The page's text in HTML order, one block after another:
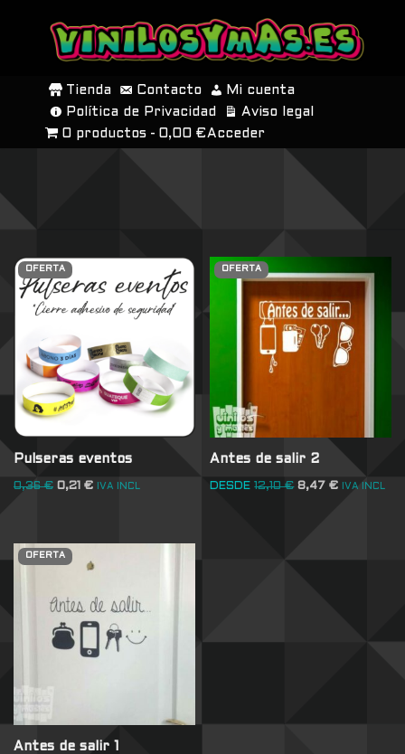
SALTAR
CONTENIDO
Tienda Contacto
Mi cuenta
Política de Privacidad
Aviso legal
0 productos
0,00 € Acceder
OFERTA
Pulseras eventos
0,36€ 0,21 € IVA INCL
OFERTA
Antes de salir 2
DESDE 12,10€ 8,47€ IVA INCL
OFERTA
Antes de salir 1